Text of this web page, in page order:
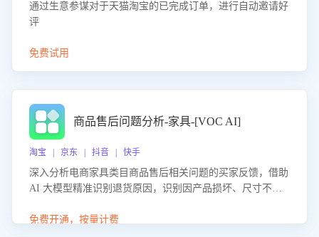
通过生意参谋对于天猫淘宝的已完成订单，进行自动邀请好
评
免费试用
商品售后问题分析-家具-[VOC AI]
淘宝 | 京东 | 抖音 | 快手
深入分析电商家具类目商品售后相关问题的买家反馈，借助
AI 大模型精准识别退货原因，识别因产品损坏、尺寸不符
力商家优化产品或服务，实现销售额的显著提升。
免费开通，按量计费